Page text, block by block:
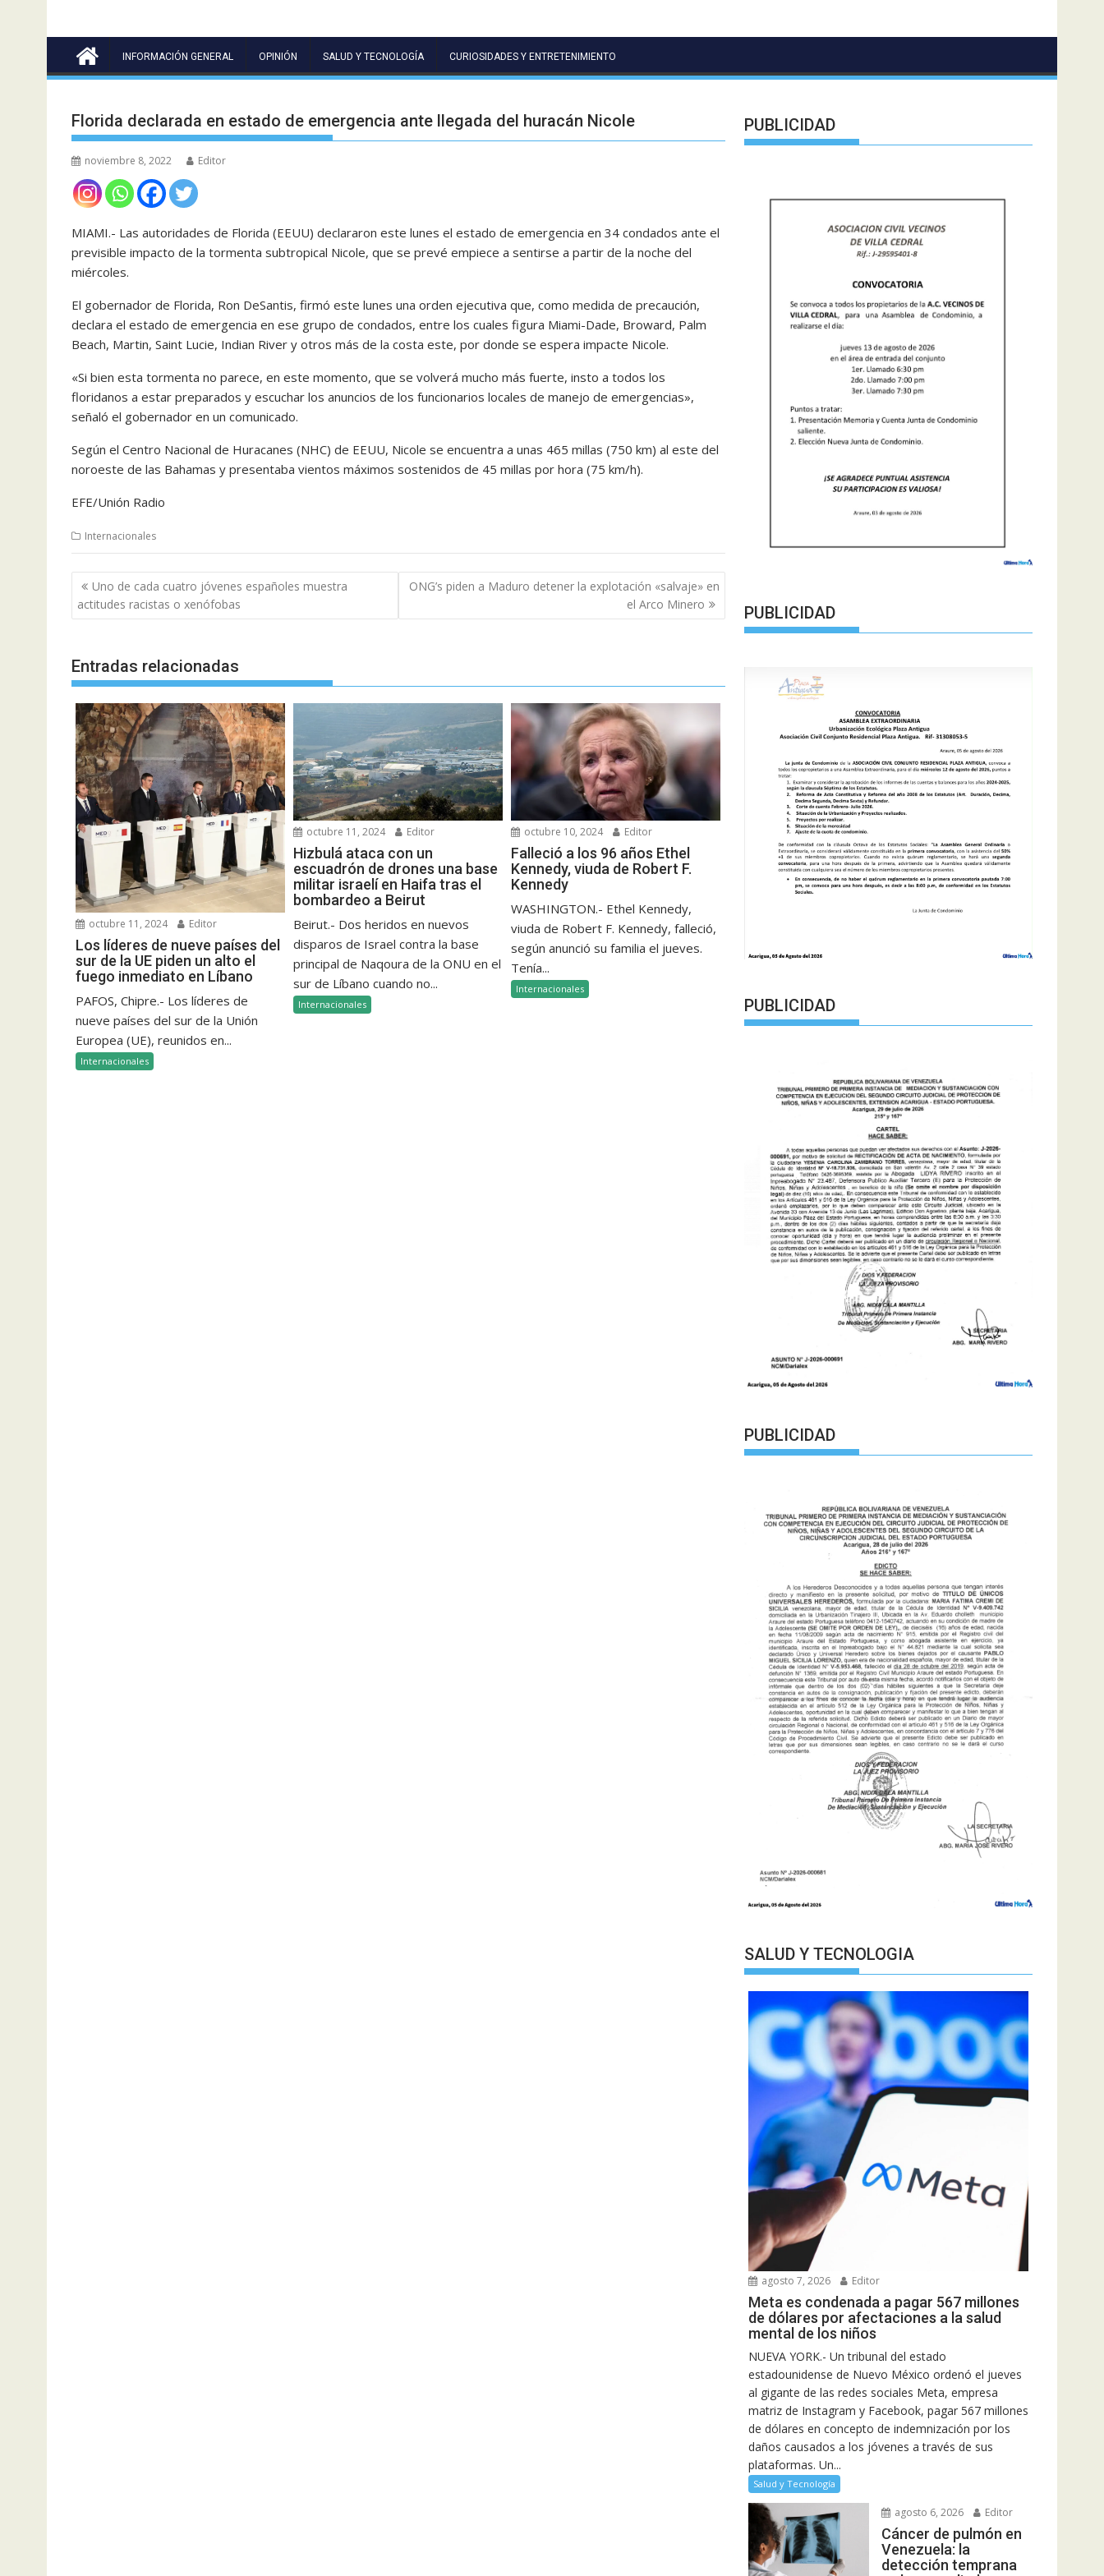
INFORMACIÓN GENERAL OPINIÓN SALUD Y TECNOLOGÍA CURIOSIDADES Y ENTRETENIMIENTO
Florida declarada en estado de emergencia ante llegada del huracán Nicole
noviembre 8, 2022 Editor
MIAMI.- Las autoridades de Florida (EEUU) declararon este lunes el estado de emergencia en 34 condados ante el
previsible impacto de la tormenta subtropical Nicole, que se prevé empiece a sentirse a partir de la noche del
miércoles.
El gobernador de Florida, Ron DeSantis, firmó este lunes una orden ejecutiva que, como medida de precaución,
declara el estado de emergencia en ese grupo de condados, entre los cuales figura Miami-Dade, Broward, Palm
Beach, Martin, Saint Lucie, Indian River y otros más de la costa este, por donde se espera impacte Nicole.
«Si bien esta tormenta no parece, en este momento, que se volverá mucho más fuerte, insto a todos los
floridanos a estar preparados y escuchar los anuncios de los funcionarios locales de manejo de emergencias»,
señaló el gobernador en un comunicado.
Según el Centro Nacional de Huracanes (NHC) de EEUU, Nicole se encuentra a unas 465 millas (750 km) al este del
noroeste de las Bahamas y presentaba vientos máximos sostenidos de 45 millas por hora (75 km/h).
EFE/Unión Radio
Internacionales
Navegación
de
entradas
Uno de cada cuatro jóvenes españoles muestra
actitudes racistas o xenófobas
ONG’s piden a Maduro detener la explotación «salvaje» en
el Arco Minero
Entradas relacionadas
octubre 11, 2024 Editor
Los líderes de nueve países del
sur de la UE piden un alto el
fuego inmediato en Líbano
PAFOS, Chipre.- Los líderes de
nueve países del sur de la Unión
Europea (UE), reunidos en...
Internacionales
octubre 11, 2024 Editor
Hizbulá ataca con un
escuadrón de drones una base
militar israelí en Haifa tras el
bombardeo a Beirut
Beirut.- Dos heridos en nuevos
disparos de Israel contra la base
principal de Naqoura de la ONU en el
sur de Líbano cuando no...
Internacionales
octubre 10, 2024 Editor
Falleció a los 96 años Ethel
Kennedy, viuda de Robert F.
Kennedy
WASHINGTON.- Ethel Kennedy,
viuda de Robert F. Kennedy, falleció,
según anunció su familia el jueves.
Tenía...
Internacionales
PUBLICIDAD
PUBLICIDAD
PUBLICIDAD
PUBLICIDAD
SALUD Y TECNOLOGIA
agosto 7, 2026 Editor
Meta es condenada a pagar 567 millones
de dólares por afectaciones a la salud
mental de los niños
NUEVA YORK.- Un tribunal del estado
estadounidense de Nuevo México ordenó el jueves
al gigante de las redes sociales Meta, empresa
matriz de Instagram y Facebook, pagar 567 millones
de dólares en concepto de indemnización por los
daños causados a los jóvenes a través de sus
plataformas. Un...
Salud y Tecnología
agosto 6, 2026 Editor
Cáncer de pulmón en
Venezuela: la
detección temprana